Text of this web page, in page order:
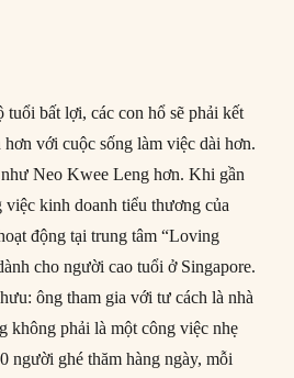
tuổi bất lợi, các con hổ sẽ phải kết
với cuộc sống làm việc dài hơn.
Neo Kwee Leng hơn. Khi gần
kinh doanh tiểu thương của
động tại trung tâm “Loving
cho người cao tuổi ở Singapore.
ông tham gia với tư cách là nhà
không phải là một công việc nhẹ
người ghé thăm hàng ngày, mỗi